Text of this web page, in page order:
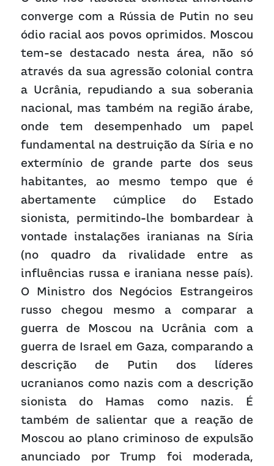
converge com a Rússia de Putin no seu
ódio racial aos povos oprimidos. Moscou
tem-se destacado nesta área, não só
através da sua agressão colonial contra
a Ucrânia, repudiando a sua soberania
nacional, mas também na região árabe,
onde tem desempenhado um papel
fundamental na destruição da Síria e no
extermínio de grande parte dos seus
habitantes, ao mesmo tempo que é
abertamente cúmplice do Estado
sionista, permitindo-lhe bombardear à
vontade instalações iranianas na Síria
(no quadro da rivalidade entre as
influências russa e iraniana nesse país).
O Ministro dos Negócios Estrangeiros
russo chegou mesmo a comparar a
guerra de Moscou na Ucrânia com a
guerra de Israel em Gaza, comparando a
descrição de Putin dos líderes
ucranianos como nazis com a descrição
sionista do Hamas como nazis. É
também de salientar que a reação de
Moscou ao plano criminoso de expulsão
anunciado por Trump foi moderada,